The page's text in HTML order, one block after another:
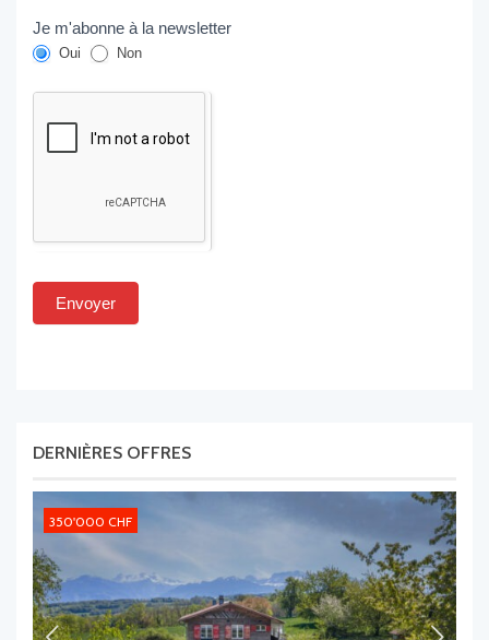
Je m'abonne à la newsletter
Oui Non
Envoyer
DERNIÈRES OFFRES
350'000 CHF